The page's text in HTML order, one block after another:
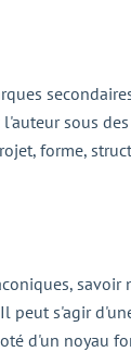
sous
forme,
savoir
peut s'agir
d'un noyau